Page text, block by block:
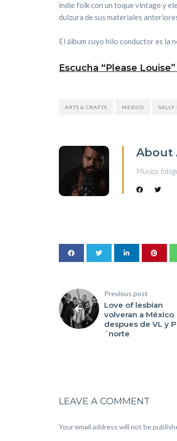
indie folk con un toque vintage y
dulzura de sus materiales
El álbum cuyo hilo conductor es la
Escucha “Please
ARTS & CRAFTS MEXICO SALLY
About
Musico,
Previous post
Love of lesbian
volveran a México
despues de VL y
´norte
LEAVE A COMMENT
Your email address will not be